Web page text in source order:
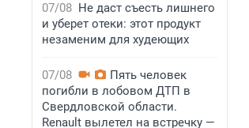
07/08 Не даст съесть лишнего
и уберет отеки: этот продукт
незаменим для худеющих
07/08
Пять человек
погибли в лобовом ДТП в
Свердловской области.
Renault вылетел на встречку —